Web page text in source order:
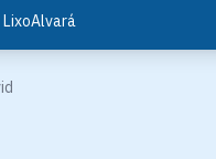
Alvará